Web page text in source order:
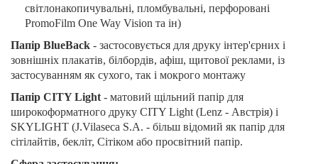
світлонакопичувальні, пломбувальні, перфоровані
PromoFilm One Way Vision та ін)
Папір BlueBack - застосовується для друку інтер'єрних і
зовнішніх плакатів, білбордів, афіш, щитової реклами, із
застосуванням як сухого, так і мокрого монтажу
Папір CITY Light - матовий щільний папір для
широкоформатного друку CITY Light (Lenz - Австрія) і
SKYLIGHT (J.Vilaseca S.A. - більш відомий як папір для
сітілайтів, бекліт, Сітіком або просвітний папір.